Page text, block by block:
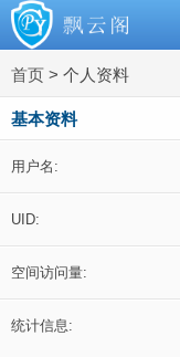
首页 > 个人资料
基本资料
用户名:
UID:
空间访问量:
统计信息: